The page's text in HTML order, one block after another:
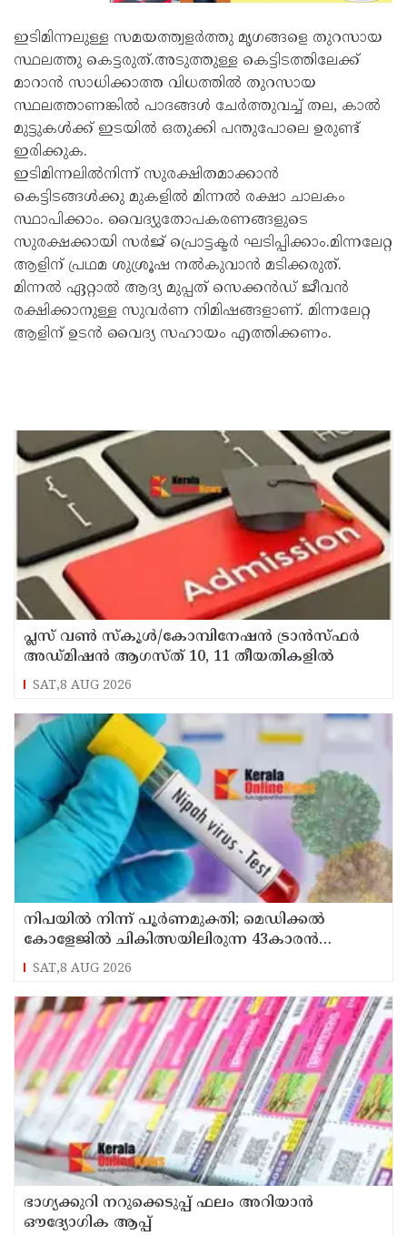
ഇടിമിന്നലുള്ള സമയത്ത്വളർത്തു മൃഗങ്ങളെ തുറസായ
സ്ഥലത്തു കെട്ടരുത്.അടുത്തുള്ള കെട്ടിടത്തിലേക്ക്
മാറാൻ സാധിക്കാത്ത വിധത്തിൽ തുറസായ
സ്ഥലത്താണങ്കിൽ പാദങ്ങൾ ചേർത്തുവച്ച് തല, കാൽ
മുട്ടുകൾക്ക് ഇടയിൽ ഒതുക്കി പന്തുപോലെ ഉരുണ്ട്
ഇരിക്കുക.
ഇടിമിന്നലിൽനിന്ന് സുരക്ഷിതമാക്കാൻ
കെട്ടിടങ്ങൾക്കു മുകളിൽ മിന്നൽ രക്ഷാ ചാലകം
സ്ഥാപിക്കാം. വൈദ്യുതോപകരണങ്ങളുടെ
സുരക്ഷക്കായി സർജ് പ്രൊട്ടക്ടർ ഘടിപ്പിക്കാം.മിന്നലേറ്റ
ആളിന് പ്രഥമ ശുശ്രൂഷ നൽകുവാൻ മടിക്കരുത്.
മിന്നൽ ഏറ്റാൽ ആദ്യ മുപ്പത് സെക്കൻഡ് ജീവൻ
രക്ഷിക്കാനുള്ള സുവർണ നിമിഷങ്ങളാണ്. മിന്നലേറ്റ
ആളിന് ഉടൻ വൈദ്യ സഹായം എത്തിക്കണം.
പ്ലസ് വൺ സ്‌കൂൾ/കോമ്പിനേഷൻ ട്രാൻസ്ഫർ
അഡ്മിഷൻ ആഗസ്ത് 10, 11 തീയതികളിൽ
SAT,8 AUG 2026
നിപയിൽ നിന്ന് പൂർണമുക്തി; മെഡിക്കൽ
കോളേജിൽ ചികിത്സയിലിരുന്ന 43കാരൻ
വീട്ടിലേക്ക് മടങ്ങി
SAT,8 AUG 2026
ഭാഗ്യക്കുറി നറുക്കെടുപ്പ് ഫലം അറിയാൻ
ഔദ്യോഗിക ആപ്പ്